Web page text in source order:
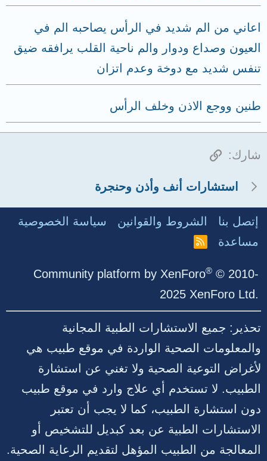
اعاني من الم شديد في الرأس يصاحبه الم في
العيون وصداع ودوار والم ناحية القلب يرافقه ضيق
تنفس شديد مع دوخة وعدم اتزان
طنين ووجع الاذن وخلف الرأس
شارك: الرابط
استشارات أنف وأذن وحنجرة
إتصل بنا الشروط والقوانين
سياسة الخصوصية
مساعدة
R
Community platform by XenForo® © 2010-
2025 XenForo Ltd.
تحذير: جميع الاستشارات الطبية المجانية
والمعلومات الصحية الواردة في موقع طبيب هي
لأغراض التوعية الصحية ولا تغني عن استشارة
الطبيب. لا تستخدم أي علاج وارد في موقع طبيب
دون استشارة الطبيب، كما لا يجب أن تعتبر
الاستشارات الطبية عن بعد كبديل للتشخيص أو
المعالجة من الطبيب المؤهل لتقديم الرعاية الصحية.